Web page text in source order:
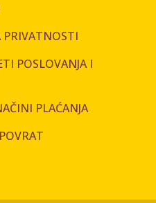
PRIVATNOSTI
POSLOVANJA I
PLAĆANJA